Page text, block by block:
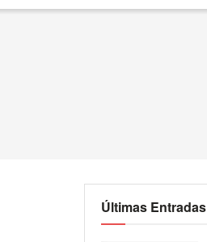
Últimas Entradas